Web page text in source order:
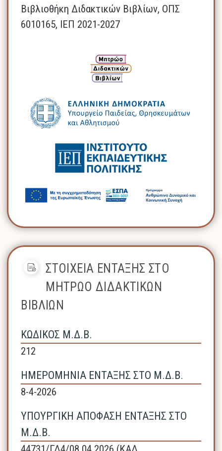
Βιβλιοθήκη Διδακτικών Βιβλίων, ΟΠΣ
6010165, ΙΕΠ 2021-2027
ΣΤΟΙΧΕΙΑ ΕΝΤΑΞΗΣ ΣΤΟ
ΜΗΤΡΩΟ ΔΙΔΑΚΤΙΚΩΝ
ΒΙΒΛΙΩΝ
ΚΩΔΙΚΟΣ Μ.Δ.Β.
212
ΗΜΕΡΟΜΗΝΙΑ ΕΝΤΑΞΗΣ ΣΤΟ Μ.Δ.Β.
8-4-2026
ΥΠΟΥΡΓΙΚΗ ΑΠΟΦΑΣΗ ΕΝΤΑΞΗΣ ΣΤΟ
Μ.Δ.Β.